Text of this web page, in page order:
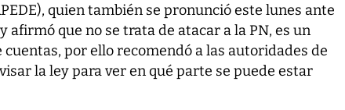
quien también se pronunció este lunes ante
afirmó que no se trata de atacar a la PN, es un
por ello recomendó a las autoridades de
la ley para ver en qué parte se puede estar